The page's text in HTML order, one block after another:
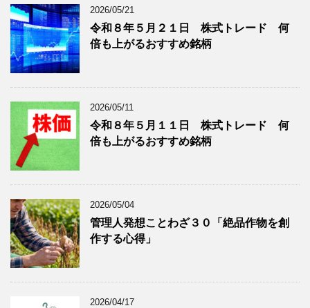
事
を
表
示
グ
記
事
を
表
示
2026/05/21
令和８年５月２１日 株式トレード 何
倍も上がるおすすめ銘柄
2026/05/11
令和８年５月１１日 株式トレード 何
倍も上がるおすすめ銘柄
2026/05/04
管理人発想ことわざ３０「絶品作物を創
作する心得」
2026/04/17